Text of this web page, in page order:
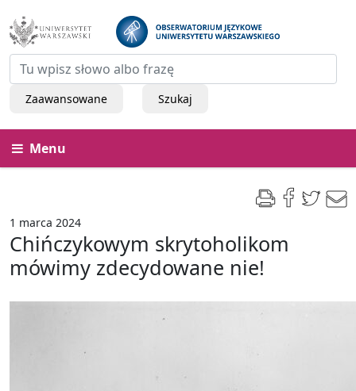
Zaawansowane Szukaj
Menu
1 marca 2024
Chińczykowym skrytoholikom
mówimy zdecydowane nie!